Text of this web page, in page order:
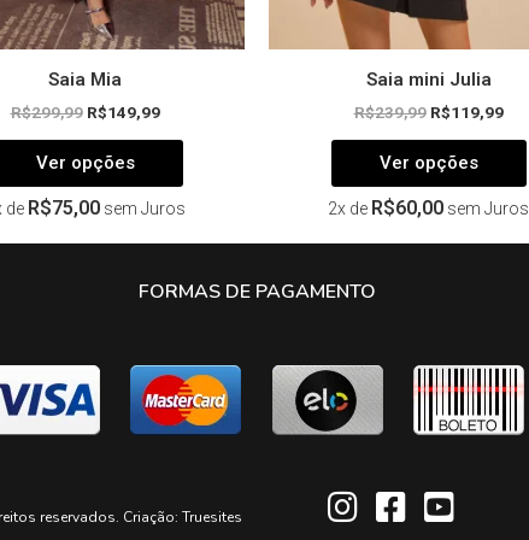
Saia Mia
R$299,99 R$149,99
Ver opções
produto
de R$75,00 sem Juros
Saia mini Julia
R$239,99 R$119,99
Ver opções
2x de R$60,00 sem Juros
FORMAS DE PAGAMENTO
reservados. Criação: Truesites